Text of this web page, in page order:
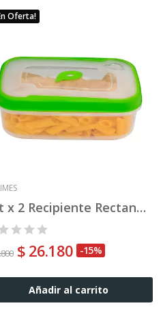
Oferta!
Set x 2 Recipiente Rectangular E Nº 2
$ 26.180 -15%
Añadir al carrito